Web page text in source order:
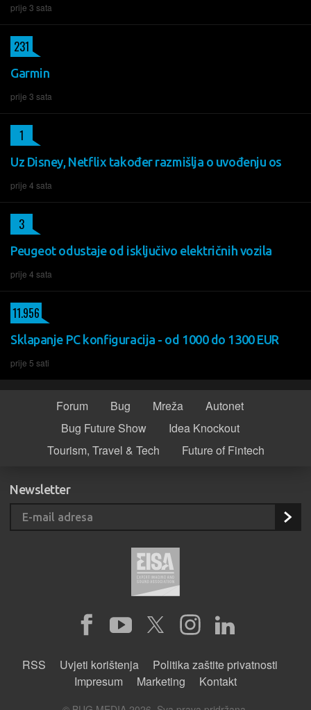
prije 3 sata
Garmin
prije 3 sata
231
Uz Disney, Netflix također razmišlja o uvođenju os
prije 4 sata
1
Peugeot odustaje od isključivo električnih vozila
prije 4 sata
3
Sklapanje PC konfiguracija - od 1000 do 1300 EUR
prije 5 sati
11.956
Forum Bug Mreža
Autonet
Bug Future Show
Idea Knockout
Tourism, Travel & Tech
Future of Fintech
Newsletter
RSS Uvjeti korištenja
Politika zaštite privatnosti
Impresum
Marketing Kontakt